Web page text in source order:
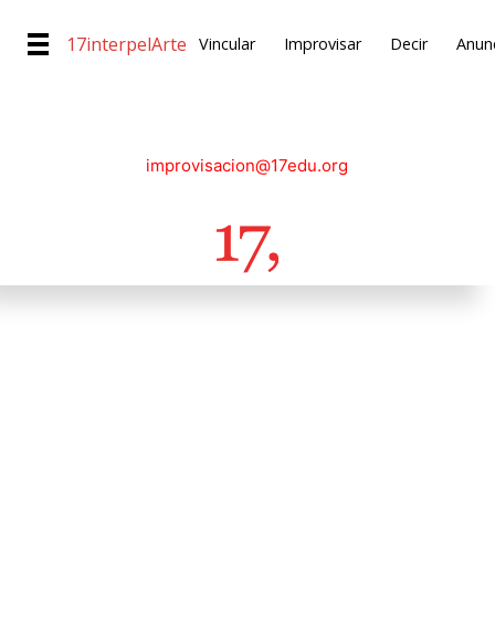
17interpelArte Vincular Improvisar Decir
improvisacion@17edu.org